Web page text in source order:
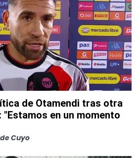
de Otamendi tras otra
en un momento
Cuyo